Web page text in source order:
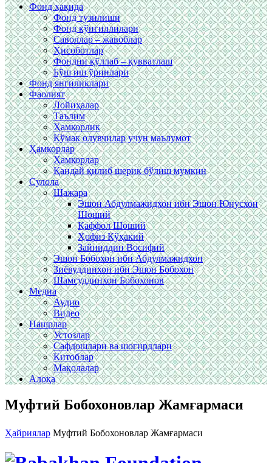
Фонд ҳақида
Фонд тузилиши
Фонд кўнгиллилари
Саволлар – жавоблар
Ҳисоботлар
Фондни қўллаб – қувватлаш
Бўш иш ўринлари
Фонд янгиликлари
Фаолият
Лойиҳалар
Таълим
Ҳамкорлик
Кўмак олувчилар учун маълумот
Ҳамкорлар
Ҳамкорлар
Қандай қилиб шерик бўлиш мумкин
Сулола
Шажара
Эшон Абдулмажидхон ибн Эшон Юнусхон
Шоший
Қаффол Шоший
Ҳофиз Кўҳакий
Зайниддин Восифий
Эшон Бобохон ибн Абдулмажидхон
Зиёвуддинхон ибн Эшон Бобохон
Шамсуддинхон Бобохонов
Медиа
Аудио
Видео
Нашрлар
Устозлар
Сафдошлари ва шогирдлари
Китоблар
Мақолалар
Алоқа
Муфтий Бобохоновлар Жамғармаси
Ҳайриялар Муфтий Бобохоновлар Жамғармаси